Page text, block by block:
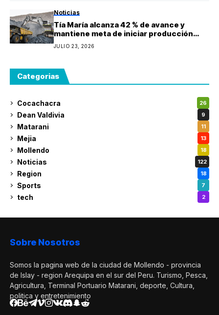
Noticias
Tía María alcanza 42 % de avance y
mantiene meta de iniciar producción
durante 2027
JULIO 23, 2026
Categorias
Cocachacra 26
Dean Valdivia 9
Matarani 11
Mejia 13
Mollendo 18
Noticias 122
Region 18
Sports 7
tech 2
Sobre Nosotros
Somos la pagina web de la ciudad de Mollendo - provincia
de Islay - region Arequipa en el sur del Peru. Turismo, Pesca,
Agricultura, Terminal Portuario Matarani, deporte, Cultura,
politica y entretenimiento